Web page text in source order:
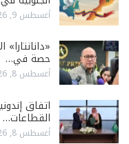
أغسطس 9, 2026
حصة في…
أغسطس 8, 2026
اتفاق
القطاعات…
أغسطس 8, 2026